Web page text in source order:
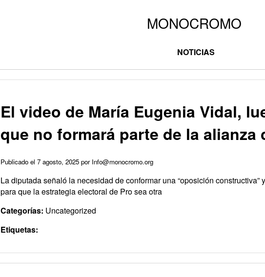
NOTICIAS
El video de María Eugenia Vidal,
que no formará parte de la alianza
Publicado el 7 agosto, 2025 por Info@monocromo.org
La diputada señaló la necesidad de conformar una “oposición
para que la estrategia electoral de Pro sea otra
Categorías: Uncategorized
Etiquetas: